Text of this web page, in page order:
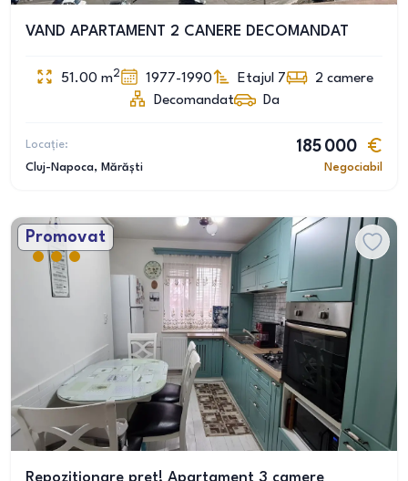
VAND APARTAMENT 2 CANERE DECOMANDAT
51.00 m2 1977-1990 Etajul 7 2 camere
Decomandat
Da
Locație:
Cluj-Napoca, Mărăști
185 000
Negociabil
Promovat
Repozitionare pret! Apartament 3 camere